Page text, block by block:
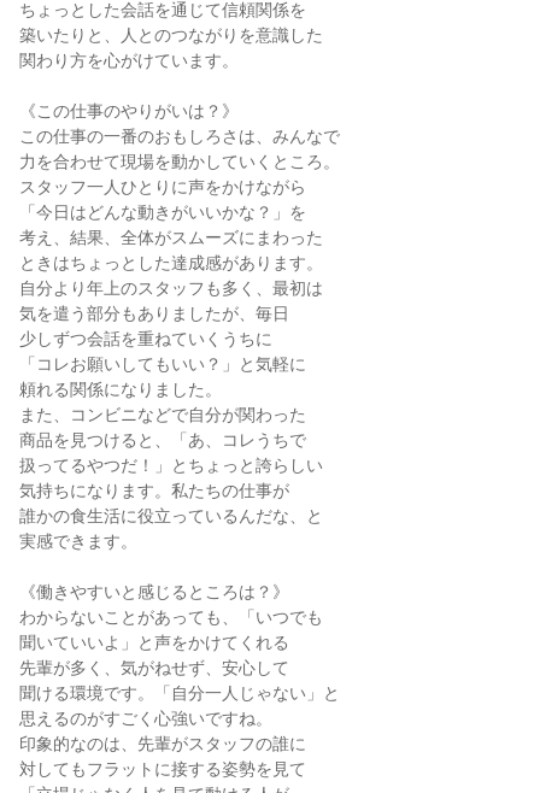
ちょっとした会話を通じて信頼関係を
築いたりと、人とのつながりを意識した
関わり方を心がけています。
《この仕事のやりがいは？》
この仕事の一番のおもしろさは、みんなで
力を合わせて現場を動かしていくところ。
スタッフ一人ひとりに声をかけながら
「今日はどんな動きがいいかな？」を
考え、結果、全体がスムーズにまわった
ときはちょっとした達成感があります。
自分より年上のスタッフも多く、最初は
気を遣う部分もありましたが、毎日
少しずつ会話を重ねていくうちに
「コレお願いしてもいい？」と気軽に
頼れる関係になりました。
また、コンビニなどで自分が関わった
商品を見つけると、「あ、コレうちで
扱ってるやつだ！」とちょっと誇らしい
気持ちになります。私たちの仕事が
誰かの食生活に役立っているんだな、と
実感できます。
《働きやすいと感じるところは？》
わからないことがあっても、「いつでも
聞いていいよ」と声をかけてくれる
先輩が多く、気がねせず、安心して
聞ける環境です。「自分一人じゃない」と
思えるのがすごく心強いですね。
印象的なのは、先輩がスタッフの誰に
対してもフラットに接する姿勢を見て